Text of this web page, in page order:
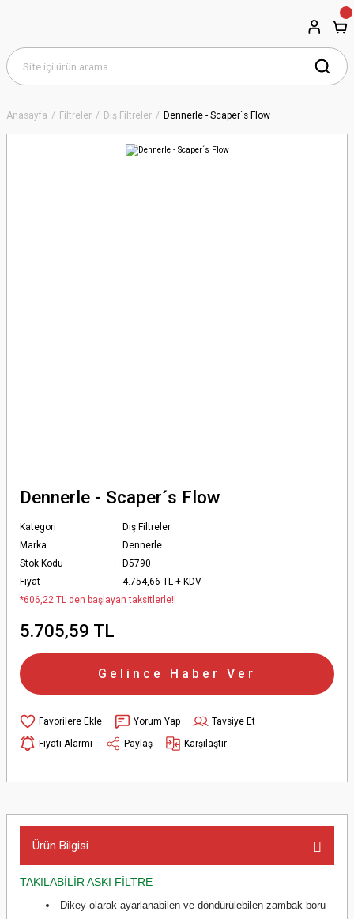
Anasayfa Filtreler Dış Filtreler Dennerle - Scaper´s Flow
Dennerle - Scaper´s Flow
Kategori
Dış Filtreler
Marka
Dennerle
Stok Kodu
D5790
Fiyat
4.754,66 TL + KDV
*606,22 TL den başlayan taksitlerle!!
5.705,59 TL
Gelince Haber Ver
Yorum Yap
Tavsiye Et
Fiyatı Alarmı
Paylaş Karşılaştır
Ürün Bilgisi
TAKILABİLİR ASKI FILTRE
Dikey olarak ayarlanabilen ve döndürülebilen zambak boru